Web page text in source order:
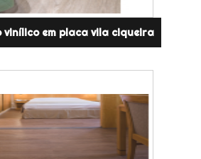
vinílico em placa vila ciqueira